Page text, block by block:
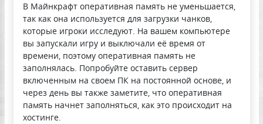
В Майнкрафт оперативная память не уменьшается,
так как она используется для загрузки чанков,
которые игроки исследуют. На вашем компьютере
вы запускали игру и выключали её время от
времени, поэтому оперативная память не
заполнялась. Попробуйте оставить сервер
включенным на своем ПК на постоянной основе, и
через день вы также заметите, что оперативная
память начнет заполняться, как это происходит на
хостинге.